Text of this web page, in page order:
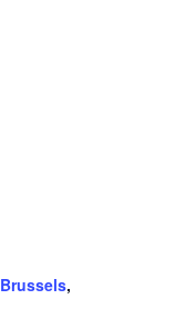
Brussels,